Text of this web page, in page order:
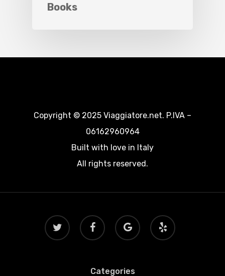
Books
Copyright © 2025 Viaggiatore.net. P.IVA –
06162960964
Built with love in Italy
All rights reserved.
twitter facebook
google-
plus
yelp
Categories